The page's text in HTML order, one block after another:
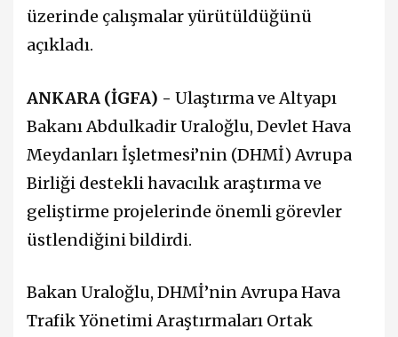
üzerinde çalışmalar yürütüldüğünü
açıkladı.
ANKARA (İGFA) - Ulaştırma ve Altyapı
Bakanı Abdulkadir Uraloğlu, Devlet Hava
Meydanları İşletmesi’nin (DHMİ) Avrupa
Birliği destekli havacılık araştırma ve
geliştirme projelerinde önemli görevler
üstlendiğini bildirdi.
Bakan Uraloğlu, DHMİ’nin Avrupa Hava
Trafik Yönetimi Araştırmaları Ortak